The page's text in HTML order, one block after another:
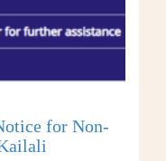
for Non-